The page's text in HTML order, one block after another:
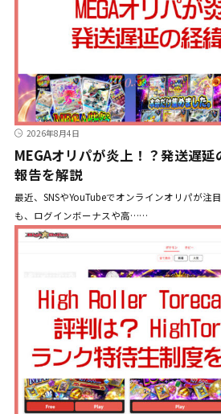
2026年8月4日
MEGAオリパが炎上！？発送遅
報告を解説
最近、SNSやYouTubeでオンラインオリパが注
も、ログインボーナスや高……